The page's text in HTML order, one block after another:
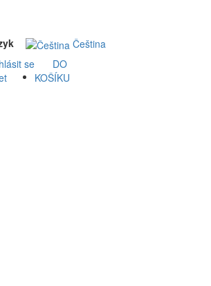
Čeština
se
DO
KOŠÍKU